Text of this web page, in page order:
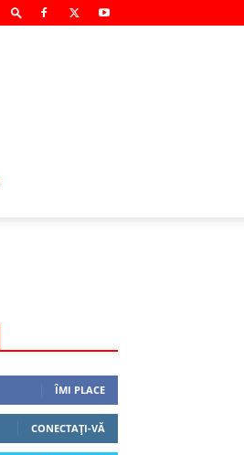
ÎMI PLACE
CONECTAȚI-VĂ